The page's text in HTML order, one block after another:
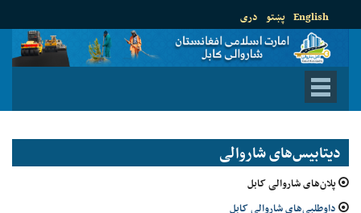
دری پښتو English
دیتابیس‌های شاروالی
پلان‌های شاروالی کابل
داوطلبی‌های شاروالی کابل